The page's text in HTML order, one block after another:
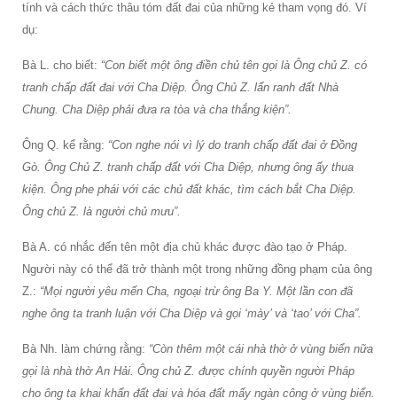
tính và cách thức thâu tóm đất đai của những kẻ tham vọng đó. Ví
dụ:
Bà L. cho biết: “Con biết một ông điền chủ tên gọi là Ông chủ Z. có
tranh chấp đất đai với Cha Diệp. Ông Chủ Z. lấn ranh đất Nhà
Chung. Cha Diệp phải đưa ra tòa và cha thắng kiện”.
Ông Q. kể rằng: “Con nghe nói vì lý do tranh chấp đất đai ở Đồng
Gò. Ông Chủ Z. tranh chấp đất với Cha Diệp, nhưng ông ấy thua
kiện. Ông phe phái với các chủ đất khác, tìm cách bắt Cha Diệp.
Ông chủ Z. là người chủ mưu”.
Bà A. có nhắc đến tên một địa chủ khác được đào tạo ở Pháp.
Người này có thể đã trở thành một trong những đồng phạm của ông
Z.: “Mọi người yêu mến Cha, ngoại trừ ông Ba Y. Một lần con đã
nghe ông ta tranh luận với Cha Diệp và gọi ‘mày’ và ‘tao’ với Cha”.
Bà Nh. làm chứng rằng: “Còn thêm một cái nhà thờ ở vùng biển nữa
gọi là nhà thờ An Hải. Ông chủ Z. được chính quyền người Pháp
cho ông ta khai khẩn đất đai và hóa đất mấy ngàn công ở vùng biển.